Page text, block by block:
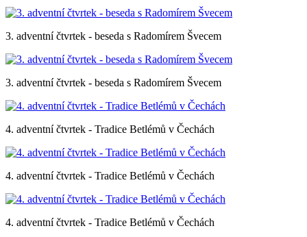
3. adventní čtvrtek - beseda s Radomírem Švecem
3. adventní čtvrtek - beseda s Radomírem Švecem
4. adventní čtvrtek - Tradice Betlémů v Čechách
4. adventní čtvrtek - Tradice Betlémů v Čechách
4. adventní čtvrtek - Tradice Betlémů v Čechách